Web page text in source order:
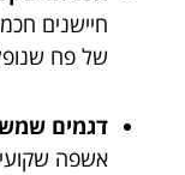
חיישנים
של פח
דגמים
אשפה